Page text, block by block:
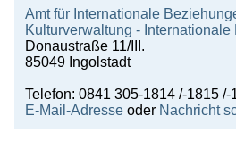
Karriere
Wirtschaft
Gäste
Amt für Internationale
Kulturverwaltung - Internationale
Donaustraße 11/III.
85049 Ingolstadt
Telefon: 0841 305-1814 /-1815 /-
E-Mail-Adresse oder Nachricht